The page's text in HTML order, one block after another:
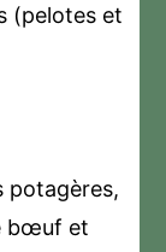
(pelotes et
potagères,
bœuf et